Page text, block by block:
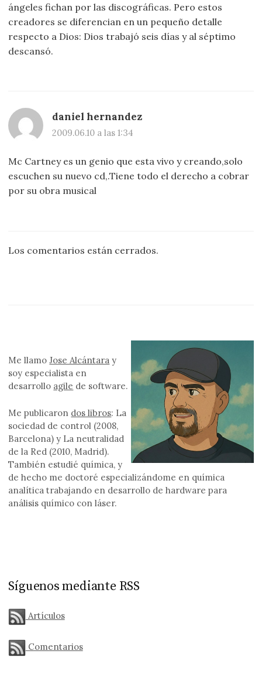
ángeles fichan por las discográficas. Pero estos
creadores se diferencian en un pequeño detalle
respecto a Dios: Dios trabajó seis días y al séptimo
descansó.
daniel hernandez
2009.06.10 a las 1:34
Mc Cartney es un genio que esta vivo y creando,solo
escuchen su nuevo cd,.Tiene todo el derecho a cobrar
por su obra musical
Los comentarios están cerrados.
Me llamoJose Alcántara y
soy especialista en
desarrollo agile de software.
Me publicaron dos libros: La
sociedad de control (2008,
Barcelona) y La neutralidad
de la Red (2010, Madrid).
También estudié química, y
de hecho me doctoré especializándome en química
analítica trabajando en desarrollo de hardware para
análisis químico con láser.
Síguenos mediante RSS
Artículos
Comentarios